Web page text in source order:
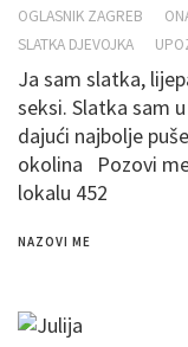
OGLASNIK ZAGREB
SLATKA DJEVOJKA
Ja sam slatka,
seksi. Slatka sam
dajući najbolje
okolina Pozovi
lokalu 452
NAZOVI ME